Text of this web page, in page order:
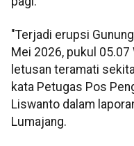
"Terjadi erupsi
Mei 2026, pukul
letusan teramati
kata Petugas Pos
Liswanto dalam
Lumajang.